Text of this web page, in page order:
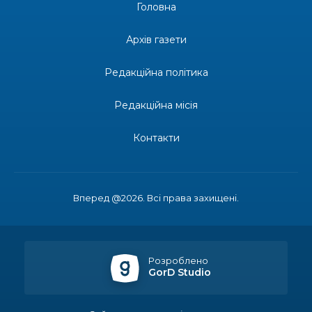
Одна з найяскравіших постатей Бахмута –
професійним святом
спецрахунки
Іпотеку для ВПО спростили, але з одним
Вперед @2026. Всі права захищені.
Головна
Архів газети
Редакційна політика
Редакційна місія
Контакти
Розроблено
GorD Studio